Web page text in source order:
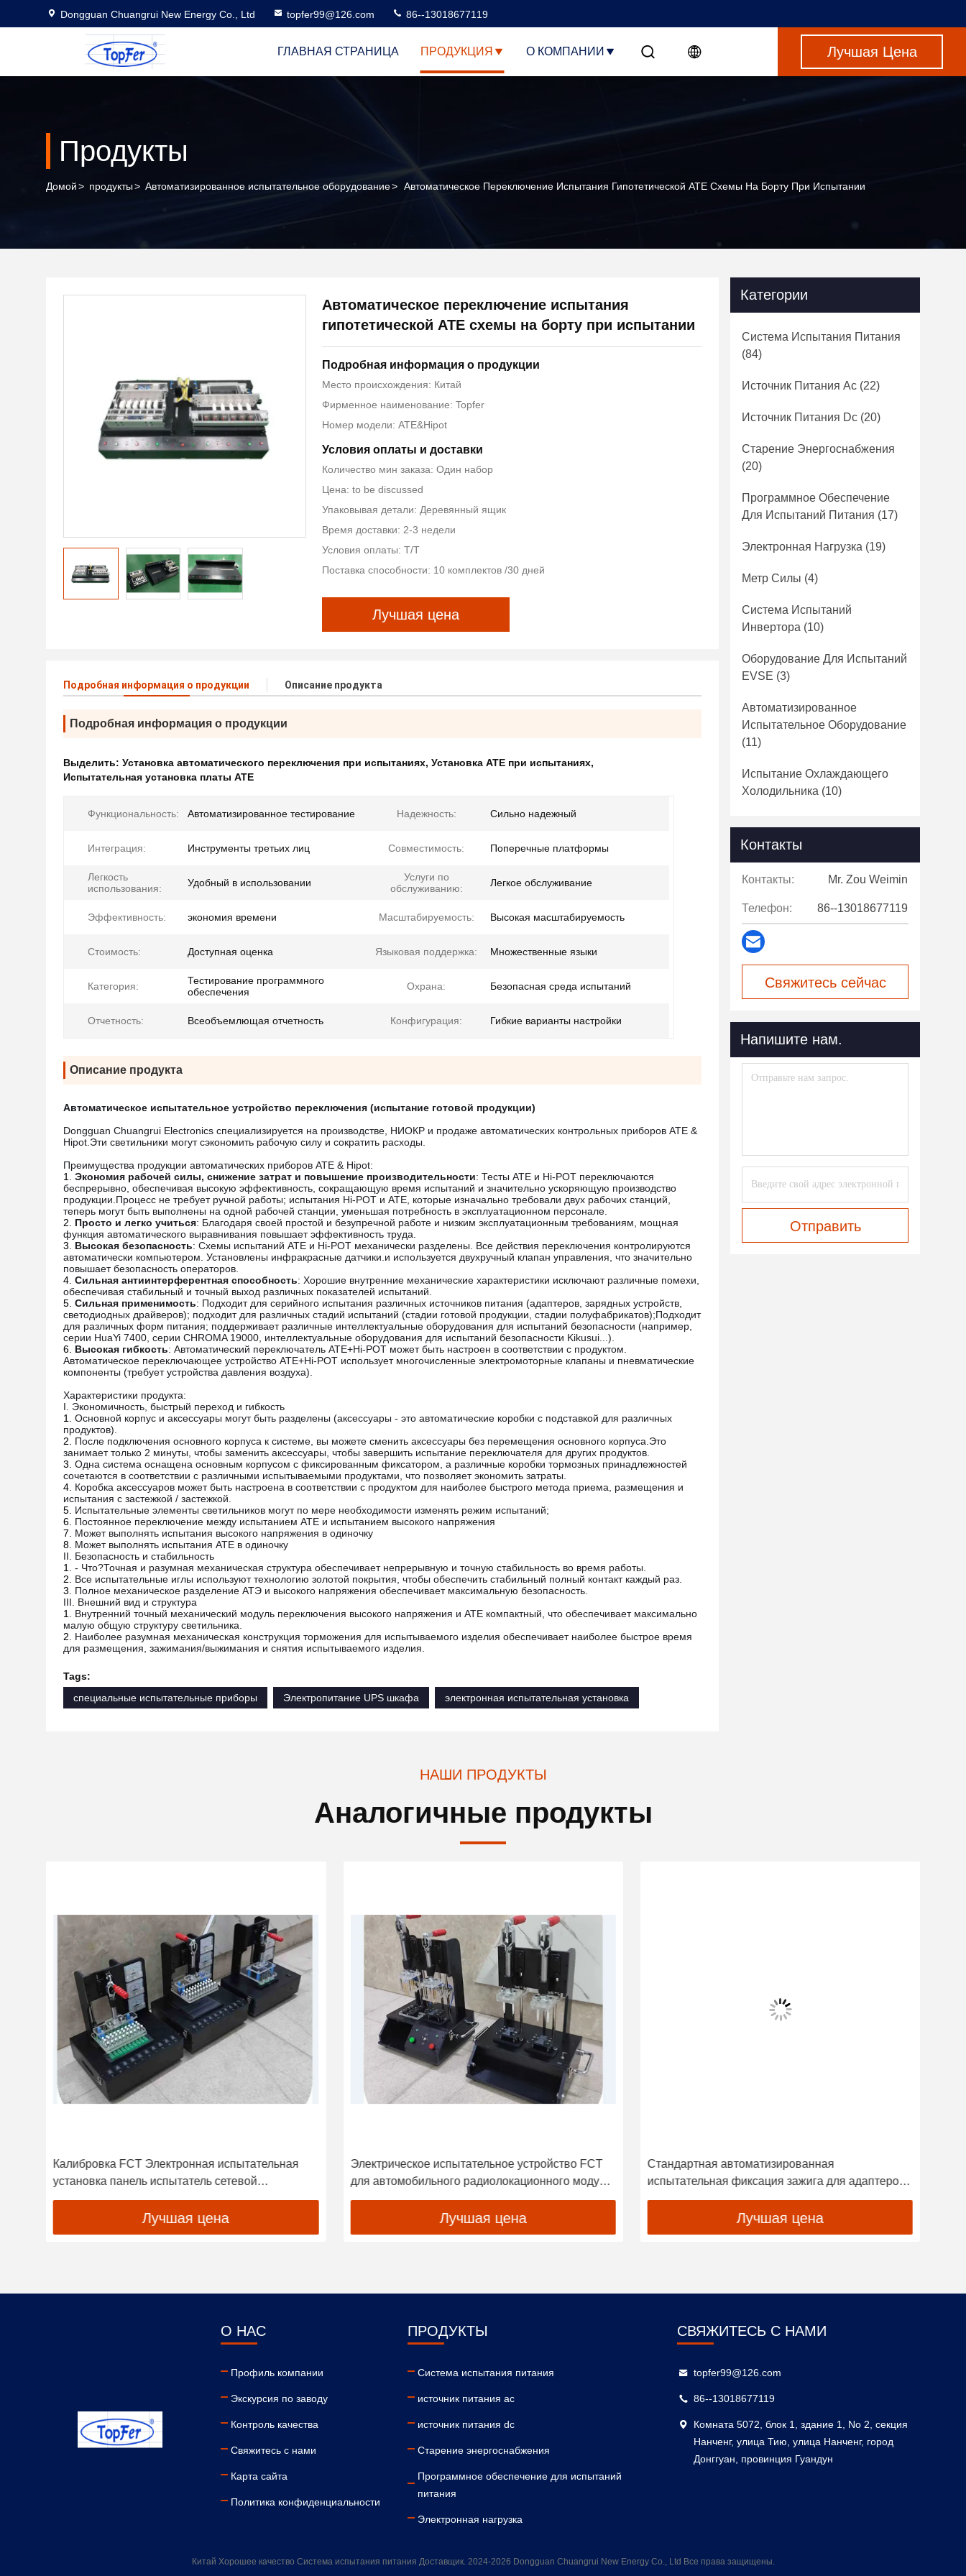
Dongguan Chuangrui New Energy Co., Ltd topfer99@126.com 86--13018677119
ГЛАВНАЯ СТРАНИЦА ПРОДУКЦИЯ О КОМПАНИИ Лучшая Цена
Продукты
Домой> продукты> Автоматизированное испытательное оборудование> Автоматическое Переключение Испытания Гипотетической ATE Схемы На Борту При Испытании
Автоматическое переключение испытания
гипотетической ATE схемы на борту при испытании
Подробная информация о продукции
Место происхождения: Китай
Фирменное наименование: Topfer
Номер модели: ATE&Hipot
Условия оплаты и доставки
Количество мин заказа: Один набор
Цена: to be discussed
Упаковывая детали: Деревянный ящик
Время доставки: 2-3 недели
Условия оплаты: T/T
Поставка способности: 10 комплектов /30 дней
Лучшая цена
Подробная информация о продукции Описание продукта
Подробная информация о продукции
Выделить: Установка автоматического переключения при испытаниях, Установка ATE при испытаниях,
Испытательная установка платы ATE
Функциональность: Автоматизированное тестирование Надежность: Сильно надежный
Интеграция: Инструменты третьих лиц Совместимость: Поперечные платформы
Легкость
использования:
Удобный в использовании
Услуги по
обслуживанию:
Легкое обслуживание
Эффективность: экономия времени Масштабируемость: Высокая масштабируемость
Стоимость: Доступная оценка Языковая поддержка: Множественные языки
Категория:
Тестирование программного
обеспечения
Охрана: Безопасная среда испытаний
Отчетность: Всеобъемлющая отчетность Конфигурация: Гибкие варианты настройки
Описание продукта
Автоматическое испытательное устройство переключения (испытание готовой продукции)
Dongguan Chuangrui Electronics специализируется на производстве, НИОКР и продаже автоматических контрольных приборов ATE &
Hipot.Эти светильники могут сэкономить рабочую силу и сократить расходы.
Преимущества продукции автоматических приборов ATE & Hipot:
Экономия рабочей силы, снижение затрат и повышение производительности: Тесты ATE и Hi-POT переключаются
беспрерывно, обеспечивая высокую эффективность, сокращающую время испытаний и значительно ускоряющую производство
продукции.Процесс не требует ручной работы; испытания Hi-POT и ATE, которые изначально требовали двух рабочих станций,
теперь могут быть выполнены на одной рабочей станции, уменьшая потребность в эксплуатационном персонале.
Просто и легко учиться: Благодаря своей простой и безупречной работе и низким эксплуатационным требованиям, мощная
функция автоматического выравнивания повышает эффективность труда.
Высокая безопасность: Схемы испытаний ATE и Hi-POT механически разделены. Все действия переключения контролируются
автоматически компьютером. Установлены инфракрасные датчики.и используется двухручный клапан управления, что значительно
повышает безопасность операторов.
Сильная антиинтерферентная способность: Хорошие внутренние механические характеристики исключают различные помехи,
обеспечивая стабильный и точный выход различных показателей испытаний.
Сильная применимость: Подходит для серийного испытания различных источников питания (адаптеров, зарядных устройств,
светодиодных драйверов); подходит для различных стадий испытаний (стадии готовой продукции, стадии полуфабрикатов);Подходит
для различных форм питания; поддерживает различные интеллектуальные оборудования для испытаний безопасности (например,
серии HuaYi 7400, серии CHROMA 19000, интеллектуальные оборудования для испытаний безопасности Kikusui...).
Высокая гибкость: Автоматический переключатель ATE+Hi-POT может быть настроен в соответствии с продуктом.
Автоматическое переключающее устройство ATE+Hi-POT использует многочисленные электромоторные клапаны и пневматические
компоненты (требует устройства давления воздуха).
Характеристики продукта:
I. Экономичность, быстрый переход и гибкость
Основной корпус и аксессуары могут быть разделены (аксессуары - это автоматические коробки с подставкой для различных
продуктов).
После подключения основного корпуса к системе, вы можете сменить аксессуары без перемещения основного корпуса.Это
занимает только 2 минуты, чтобы заменить аксессуары, чтобы завершить испытание переключателя для других продуктов.
Одна система оснащена основным корпусом с фиксированным фиксатором, а различные коробки тормозных принадлежностей
сочетаются в соответствии с различными испытываемыми продуктами, что позволяет экономить затраты.
Коробка аксессуаров может быть настроена в соответствии с продуктом для наиболее быстрого метода приема, размещения и
испытания с застежкой / застежкой.
Испытательные элементы светильников могут по мере необходимости изменять режим испытаний;
Постоянное переключение между испытанием ATE и испытанием высокого напряжения
Может выполнять испытания высокого напряжения в одиночку
Может выполнять испытания ATE в одиночку
II. Безопасность и стабильность
- Что?Точная и разумная механическая структура обеспечивает непрерывную и точную стабильность во время работы.
Все испытательные иглы используют технологию золотой покрытия, чтобы обеспечить стабильный полный контакт каждый раз.
Полное механическое разделение АТЭ и высокого напряжения обеспечивает максимальную безопасность.
III. Внешний вид и структура
Внутренний точный механический модуль переключения высокого напряжения и ATE компактный, что обеспечивает максимально
малую общую структуру светильника.
Наиболее разумная механическая конструкция торможения для испытываемого изделия обеспечивает наиболее быстрое время
для размещения, зажимания/выжимания и снятия испытываемого изделия.
Tags:
специальные испытательные приборы
Электропитание UPS шкафа электронная испытательная установка
Категории
Система Испытания Питания
(84)
Источник Питания Ac (22)
Источник Питания Dc (20)
Старение Энергоснабжения
(20)
Программное Обеспечение
Для Испытаний Питания (17)
Электронная Нагрузка (19)
Метр Силы (4)
Система Испытаний
Инвертора (10)
Оборудование Для Испытаний
EVSE (3)
Автоматизированное
Испытательное Оборудование
(11)
Испытание Охлаждающего
Холодильника (10)
Контакты
Контакты: Mr. Zou Weimin
Телефон: 86--13018677119
Свяжитесь сейчас
Напишите нам.
Отправить
НАШИ ПРОДУКТЫ
Аналогичные продукты
Калибровка FCT Электронная испытательная
установка панель испытатель сетевой
спектроанализатор
Лучшая цена
Электрическое испытательное устройство FCT
для автомобильного радиолокационного модуля
передачи и приема
Лучшая цена
Стандартная автоматизированная
испытательная фиксация зажига для адаптеров
питания для печатных плат
Лучшая цена
О НАС
Профиль компании
Экскурсия по заводу
Контроль качества
Свяжитесь с нами
Карта сайта
Политика конфиденциальности
ПРОДУКТЫ
Система испытания питания
источник питания ac
источник питания dc
Старение энергоснабжения
Программное обеспечение для испытаний
питания
Электронная нагрузка
СВЯЖИТЕСЬ С НАМИ
topfer99@126.com
86--13018677119
Комната 5072, блок 1, здание 1, No 2, секция
Нанченг, улица Тию, улица Нанченг, город
Донггуан, провинция Гуандун
Китай Хорошее качество Система испытания питания Доставщик. 2024-2026 Dongguan Chuangrui New Energy Co., Ltd Все права защищены.